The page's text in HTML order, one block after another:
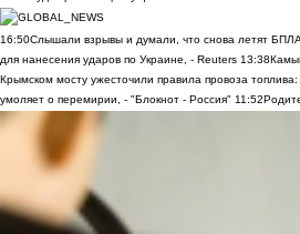
16:50Слышали взрывы и думали, что снова летят
для нанесения ударов по Украине, - Reuters 13:38
Крымском мосту ужесточили правила провоза
умоляет о перемирии, - "Блокнот - Россия" 11:52